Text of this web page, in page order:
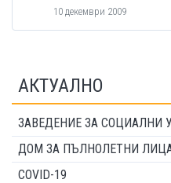
10 декември 2009
АКТУАЛНО
ЗАВЕДЕНИЕ ЗА СОЦИАЛНИ
ДОМ ЗА ПЪЛНОЛЕТНИ
COVID-19